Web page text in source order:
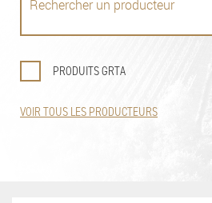
PRODUITS GRTA
VOIR TOUS LES PRODUCTEURS